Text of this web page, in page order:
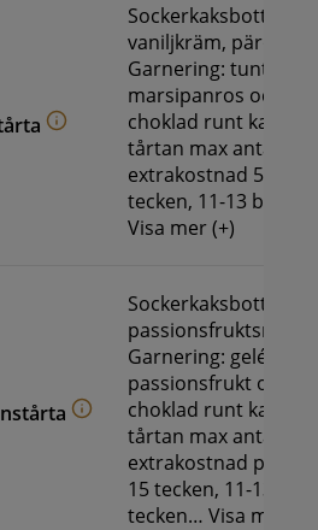
Sockerkaksbotten,
vaniljkräm,
Garnering: tunt
marsipanros och
choklad runt
tårtan max antal
extrakostnad 50 kr:
tecken, 11-13 bitar
Visa mer (+)
Sockerkaksbotten,
Garnering:
passionsfrukt och
choklad runt
tårtan max antal
extrakostnad på 50
15 tecken, 11-13
tecken… Visa mer (+)